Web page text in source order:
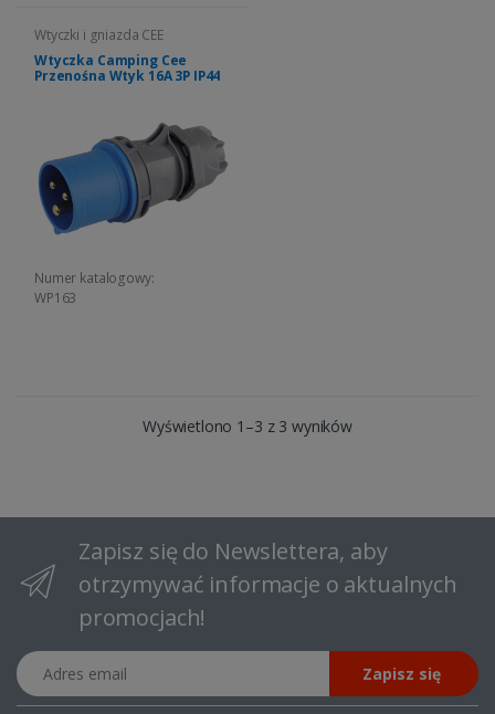
Wtyczki i gniazda CEE
Wtyczka Camping Cee
Przenośna Wtyk 16A 3P IP44
Numer katalogowy:
WP163
Wyświetlono 1–3 z 3 wyników
Zapisz się do Newslettera, aby
otrzymywać informacje o aktualnych
promocjach!
Adres email
Zapisz się